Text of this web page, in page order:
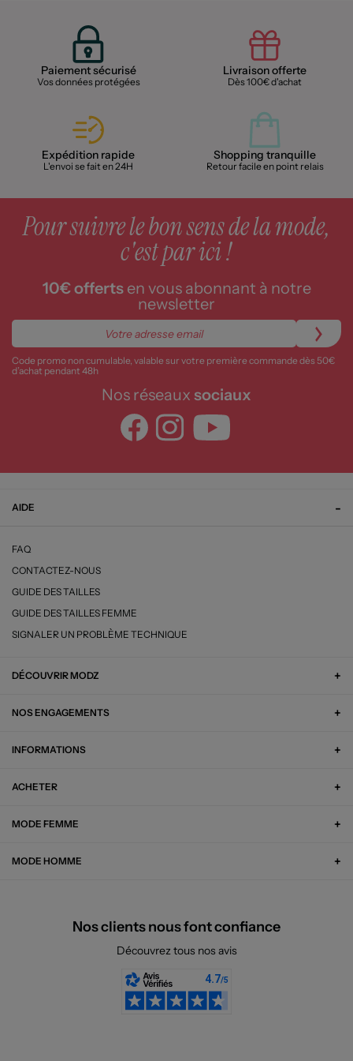
Paiement sécurisé
Vos données protégées
Livraison offerte
Dès 100€ d'achat
Expédition rapide
L'envoi se fait en 24H
Shopping tranquille
Retour facile en point relais
Pour suivre le bon sens de la mode,
c'est par ici !
10€ offertsen vous abonnant à notre
newsletter
Code promo non cumulable, valable sur votre première commande dès 50€
d’achat pendant 48h
Nos réseaux sociaux
AIDE
FAQ
CONTACTEZ-NOUS
GUIDE DES TAILLES
GUIDE DES TAILLES FEMME
SIGNALER UN PROBLÈME TECHNIQUE
DÉCOUVRIR MODZ
NOS ENGAGEMENTS
INFORMATIONS
ACHETER
MODE FEMME
MODE HOMME
Nos clients nous font confiance
Découvrez tous nos avis